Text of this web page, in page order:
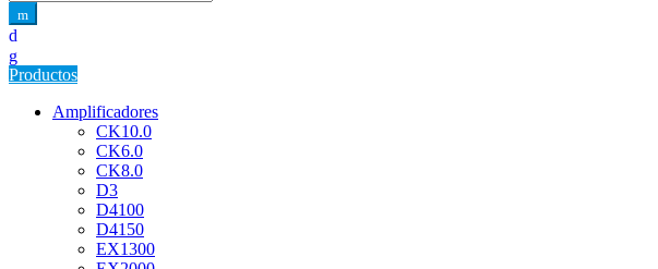
Productos
Amplificadores
CK10.0
CK6.0
CK8.0
D3
D4100
D4150
EX1300